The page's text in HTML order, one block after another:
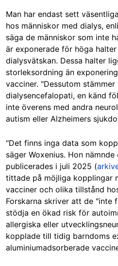
Man har endast sett
hos människor med dialys,
säga de människor som inte
är exponerade för höga
dialysvätskan. Dessa halter
storleksordning än
vacciner. "Dessutom
dialysencefalopati, en känd
inte överens med andra
autism eller Alzheimers
"Det finns inga data som
säger Woxenius. Hon nämnde
publicerades i juli 2025 (
tittade på möjliga kopplingar
vacciner och olika tillstånd
Forskarna skriver att de "inte
stödja en ökad risk för
allergiska eller
kopplade till tidig barndoms
aluminiumadsorberade